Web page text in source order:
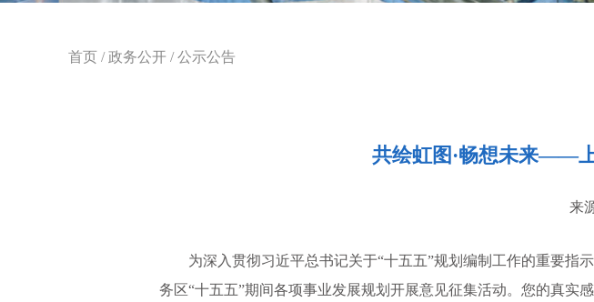
首页 /政务公开 /公示公告
共绘虹图·畅想未来——
来
为深入贯彻习近平总书记关于“十五五”规划编制工作的重要指
务区“十五五”期间各项事业发展规划开展意见征集活动。您的真实